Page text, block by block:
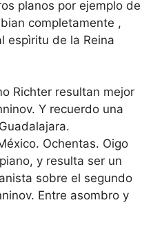
planos por ejemplo de
completamente ,
espìritu de la Reina
Richter resultan mejor
Y recuerdo una
Ochentas. Oigo
y resulta ser un
sobre el segundo
Entre asombro y